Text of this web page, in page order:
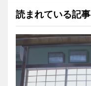
読まれている記事